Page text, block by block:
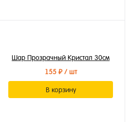
Шар Прозрачный Кристал 30см
155 ₽/ шт
В корзину